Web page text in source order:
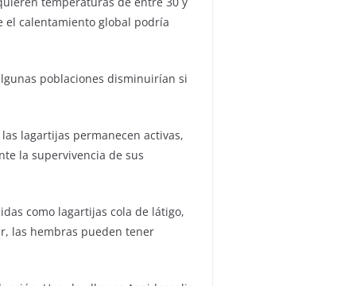
el calentamiento global podría
poblaciones disminuirían si
lagartijas permanecen activas,
la supervivencia de sus
como lagartijas cola de látigo,
las hembras pueden tener